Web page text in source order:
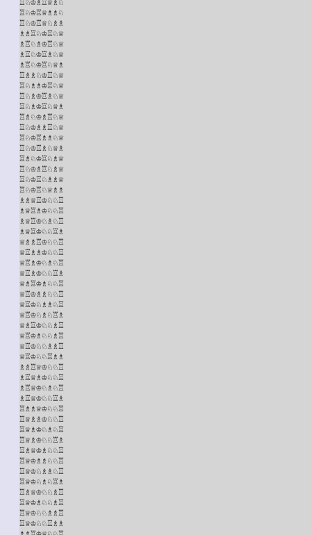
♖♘♔♖♕♗♗♘
♖♘♔♖♕♘♗♗
♗♗♖♘♔♖♘♕
♗♖♘♗♔♖♘♕
♗♖♘♔♖♗♘♕
♗♖♘♔♖♘♕♗
♖♗♗♘♔♖♘♕
♖♘♗♗♔♖♘♕
♖♘♗♔♖♗♘♕
♖♘♗♔♖♘♕♗
♖♗♘♔♗♖♘♕
♖♘♔♗♗♖♘♕
♖♘♔♖♗♗♘♕
♖♘♔♖♗♘♕♗
♖♗♘♔♖♘♗♕
♖♘♔♗♖♘♗♕
♖♘♔♖♘♗♗♕
♖♘♔♖♘♕♗♗
♗♗♕♖♔♘♘♖
♗♕♖♗♔♘♘♖
♗♕♖♔♘♗♘♖
♗♕♖♔♘♘♖♗
♕♗♗♖♔♘♘♖
♕♖♗♗♔♘♘♖
♕♖♗♔♘♗♘♖
♕♖♗♔♘♘♖♗
♕♗♖♔♗♘♘♖
♕♖♔♗♗♘♘♖
♕♖♔♘♗♗♘♖
♕♖♔♘♗♘♖♗
♕♗♖♔♘♘♗♖
♕♖♔♗♘♘♗♖
♕♖♔♘♘♗♗♖
♕♖♔♘♘♖♗♗
♗♗♖♕♔♘♘♖
♗♖♕♗♔♘♘♖
♗♖♕♔♘♗♘♖
♗♖♕♔♘♘♖♗
♖♗♗♕♔♘♘♖
♖♕♗♗♔♘♘♖
♖♕♗♔♘♗♘♖
♖♕♗♔♘♘♖♗
♖♗♕♔♗♘♘♖
♖♕♔♗♗♘♘♖
♖♕♔♘♗♗♘♖
♖♕♔♘♗♘♖♗
♖♗♕♔♘♘♗♖
♖♕♔♗♘♘♗♖
♖♕♔♘♘♗♗♖
♖♕♔♘♘♖♗♗